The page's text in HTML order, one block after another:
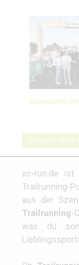
3Kings3Hills
Schreibe
xc-run.de ist
Trailrunning-
aus der
Trailrunning-
was du